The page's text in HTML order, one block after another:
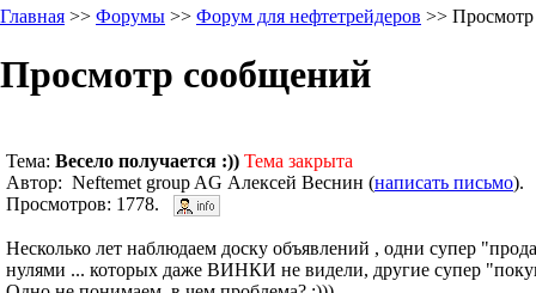
Главная >> Форумы >> Форум для нефтетрейдеров >>
Просмотр сообщений
Тема: Весело получается :)) Тема закрыта
Автор: Neftemet group AG Алексей Веснин (написать письмо).
Просмотров: 1778.
Несколько лет наблюдаем доску объявлений , одни супер
нулями ... которых даже ВИНКИ не видели, другие супер